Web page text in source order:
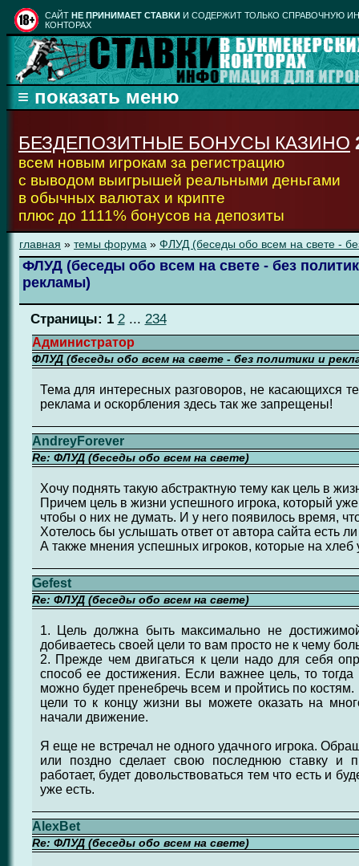
CАЙТ НЕ ПРИНИМАЕТ СТАВКИ И СОДЕРЖИТ ТОЛЬКО СПРАВОЧНУЮ
КОНТОРАХ
БЕЗДЕПОЗИТНЫЕ БОНУСЫ КАЗИНО
всем новым игрокам за регистрацию
с выводом выигрышей реальными деньгами
в обычных валютах и крипте
плюс до 1111% бонусов на депозиты
главная » темы форума » ФЛУД (беседы обо всем на свете -
ФЛУД (беседы обо всем на свете - без
рекламы)
Страницы: 1 2... 234
Администратор
ФЛУД (беседы обо всем на свете - без политики и
Тема для интересных разговоров, не касающихся
реклама и оскорбления здесь так же запрещены!
AndreyForever
Re: ФЛУД (беседы обо всем на свете)
Хочу поднять такую абстрактную тему как цель в
Причем цель в жизни успешного игрока, который
чтобы о них не думать. И у него появилось время,
Хотелось бы услышать ответ от автора сайта есть
А также мнения успешных игроков, которые на хлеб
Gefest
Re: ФЛУД (беседы обо всем на свете)
1. Цель должна быть максимально не
добиваетесь своей цели то вам просто не к чему
2. Прежде чем двигаться к цели надо для себя
способ ее достижения. Если важнее цель, то
можно будет пренебречь всем и пройтись по
цели то к концу жизни вы можете оказать на
начали движение.
Я еще не встречал не одного удачного игрока.
или поздно сделает свою последнюю ставку и
работает, будет довольствоваться тем что есть и
уже есть.
AlexBet
Re: ФЛУД (беседы обо всем на свете)